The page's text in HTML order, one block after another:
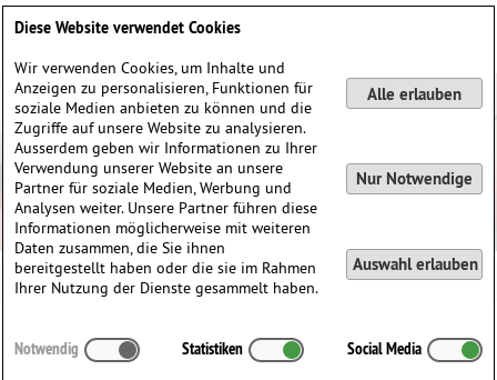
C D I J P
Q
T U Z 0-9
Diese Website verwendet Cookies
Wir verwenden Cookies, um Inhalte und
Anzeigen zu personalisieren, Funktionen für
soziale Medien anbieten zu können und die
Zugriffe auf unsere Website zu analysieren.
Ausserdem geben wir Informationen zu Ihrer
Verwendung unserer Website an unsere
Partner für soziale Medien, Werbung und
Analysen weiter. Unsere Partner führen diese
Informationen möglicherweise mit weiteren
Daten zusammen, die Sie ihnen
bereitgestellt haben oder die sie im Rahmen
Ihrer Nutzung der Dienste gesammelt haben.
Alle erlauben
Nur Notwendige
Auswahl erlauben
Notwendig Statistiken Social Media